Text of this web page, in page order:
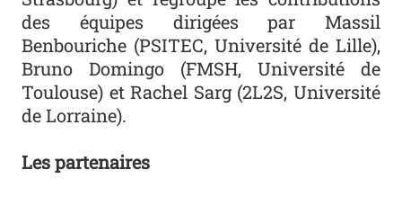
des équipes dirigées par Massil
Benbouriche (PSITEC, Université de Lille),
Bruno Domingo (FMSH, Université de
Toulouse) et Rachel Sarg (2L2S, Université
de Lorraine).
Les partenaires